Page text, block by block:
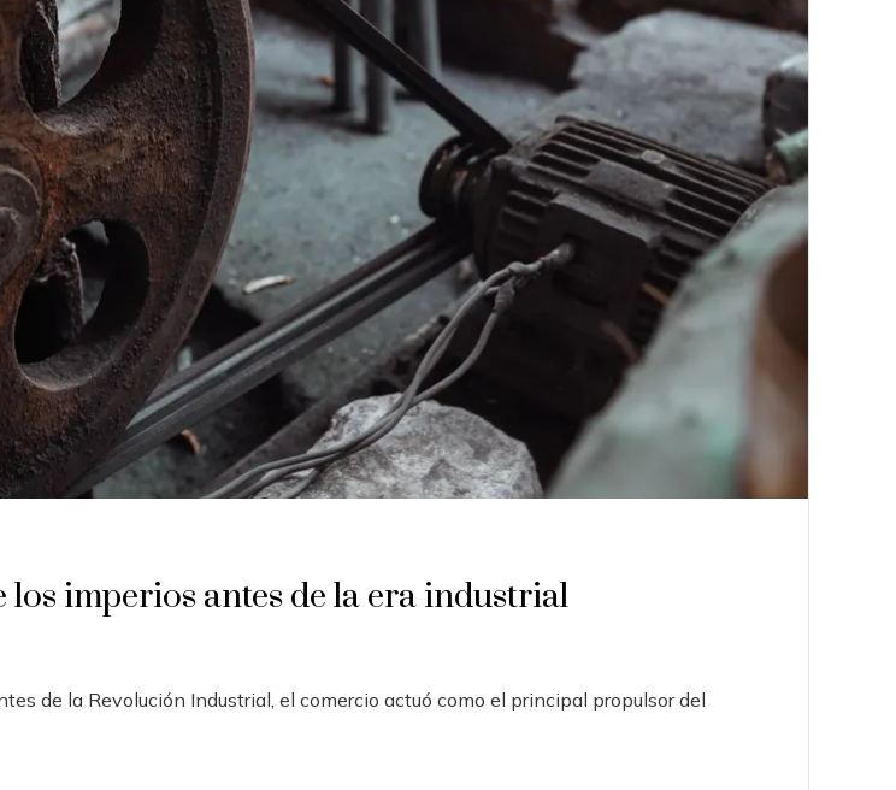
imperios antes de la era industrial
de la Revolución Industrial, el comercio actuó como el principal propulsor del